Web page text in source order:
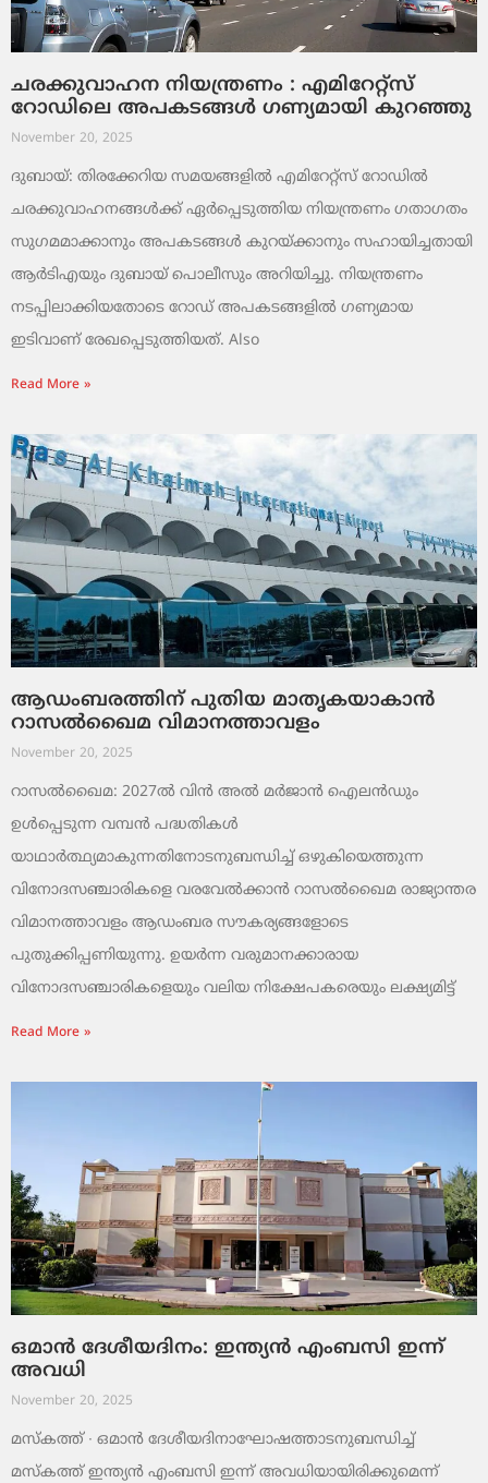
ചരക്കുവാഹന നിയന്ത്രണം : എമിറേറ്റ്സ്
റോഡിലെ അപകടങ്ങൾ ഗണ്യമായി കുറഞ്ഞു
November 20, 2025
ദുബായ്: തിരക്കേറിയ സമയങ്ങളിൽ എമിറേറ്റ്സ് റോഡിൽ
ചരക്കുവാഹനങ്ങൾക്ക് ഏർപ്പെടുത്തിയ നിയന്ത്രണം ഗതാഗതം
സുഗമമാക്കാനും അപകടങ്ങൾ കുറയ്ക്കാനും സഹായിച്ചതായി
ആർടിഎയും ദുബായ് പൊലീസും അറിയിച്ചു. നിയന്ത്രണം
നടപ്പിലാക്കിയതോടെ റോഡ് അപകടങ്ങളിൽ ഗണ്യമായ
ഇടിവാണ് രേഖപ്പെടുത്തിയത്. Also
Read More »
ആഡംബരത്തിന് പുതിയ മാതൃകയാകാൻ
റാസൽഖൈമ വിമാനത്താവളം
November 20, 2025
റാസൽഖൈമ: 2027ൽ വിൻ അൽ മർജാൻ ഐലൻഡും
ഉൾപ്പെടുന്ന വമ്പൻ പദ്ധതികൾ
യാഥാർത്ഥ്യമാകുന്നതിനോടനുബന്ധിച്ച് ഒഴുകിയെത്തുന്ന
വിനോദസഞ്ചാരികളെ വരവേൽക്കാൻ റാസൽഖൈമ രാജ്യാന്തര
വിമാനത്താവളം ആഡംബര സൗകര്യങ്ങളോടെ
പുതുക്കിപ്പണിയുന്നു. ഉയർന്ന വരുമാനക്കാരായ
വിനോദസഞ്ചാരികളെയും വലിയ നിക്ഷേപകരെയും ലക്ഷ്യമിട്ട്
Read More »
ഒമാൻ ദേശീയദിനം: ഇന്ത്യൻ എംബസി ഇന്ന്
അവധി
November 20, 2025
മസ്‌കത്ത് ∙ ഒമാൻ ദേശീയദിനാഘോഷത്താടനുബന്ധിച്ച്
മസ്‌കത്ത് ഇന്ത്യൻ എംബസി ഇന്ന് അവധിയായിരിക്കുമെന്ന്